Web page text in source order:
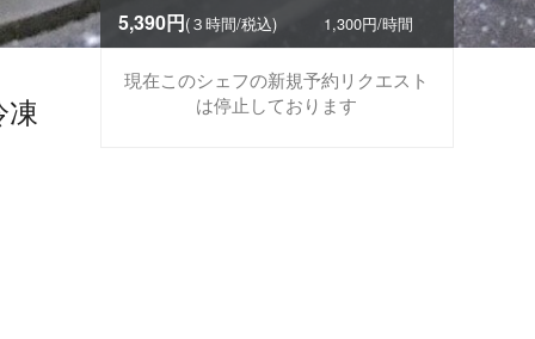
凍
5,390円(３時間/税込) 1,300円/時間
現在このシェフの新規予約リクエスト
は停止しております